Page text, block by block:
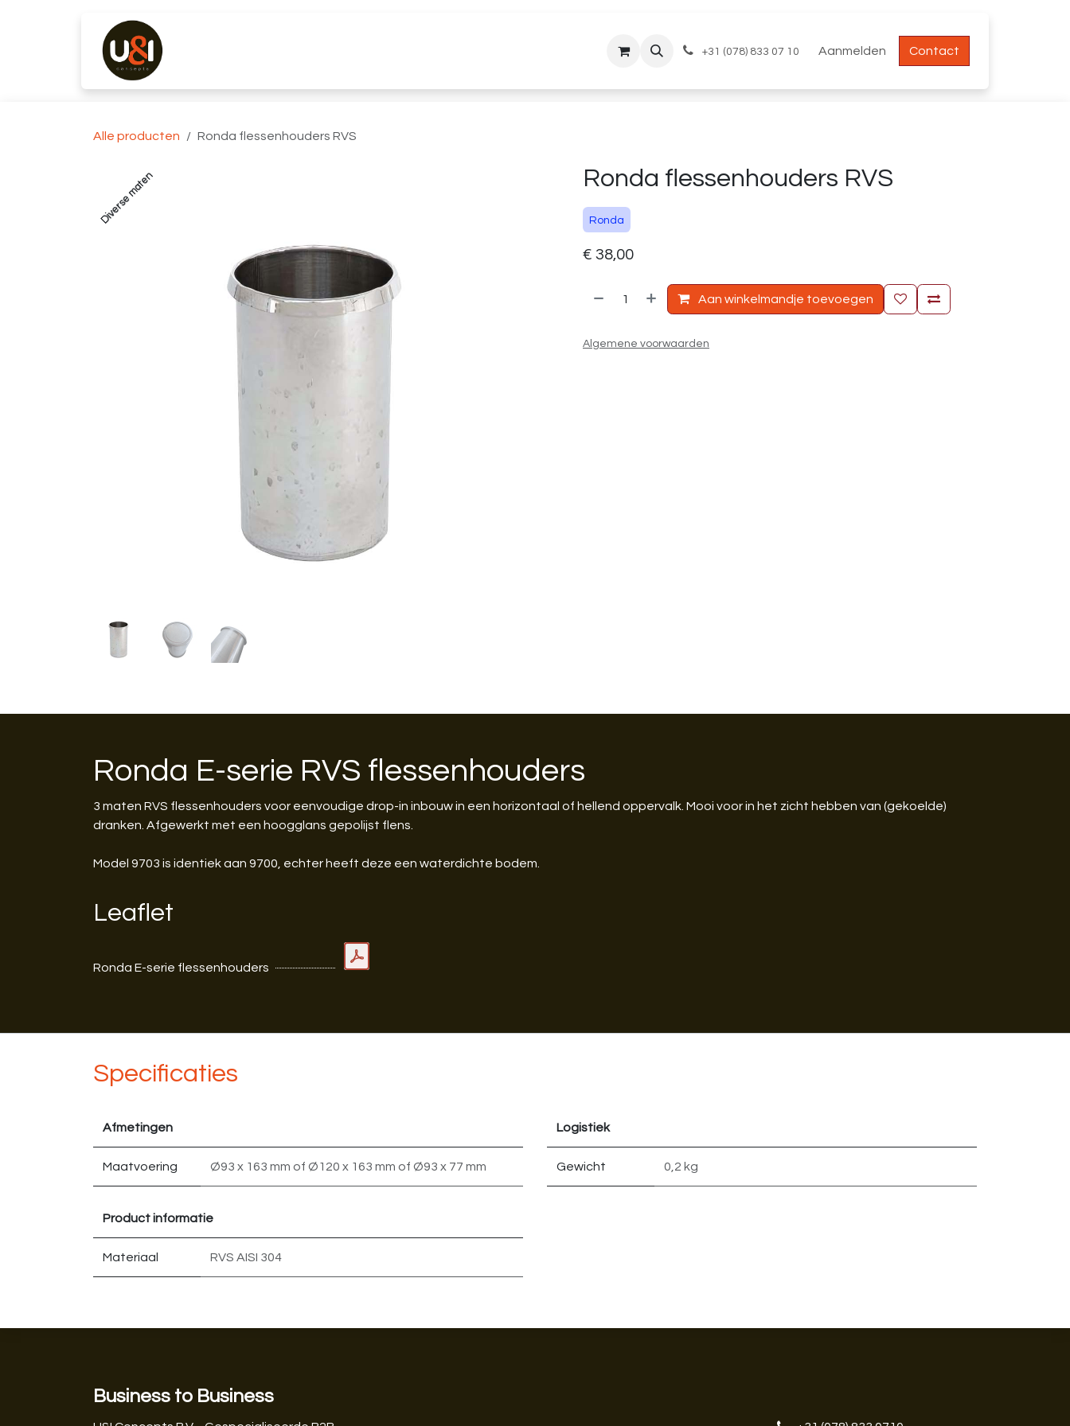
+31 (078) 833 07 10 Aanmelden Contact
Alle producten Ronda flessenhouders RVS
Diverse maten
Diverse maten Ronda flessenhouders RVS
Ronda
€ 38,00
Aan winkelmandje toevoegen
Algemene voorwaarden
Ronda E-serie RVS flessenhouders
3 maten RVS flessenhouders voor eenvoudige drop-in inbouw in een horizontaal of hellend oppervalk. Mooi voor in het zicht hebben van (gekoelde)
dranken. Afgewerkt met een hoogglans gepolijst flens.
Model 9703 is identiek aan 9700, echter heeft deze een waterdichte bodem.
Leaflet
Ronda E-serie flessenhouders
Specificaties
Afmetingen
Maatvoering Ø93 x 163 mm of Ø120 x 163 mm of Ø93 x 77 mm
Logistiek
Gewicht 0,2 kg
Product informatie
Materiaal RVS AISI 304
Business to Business